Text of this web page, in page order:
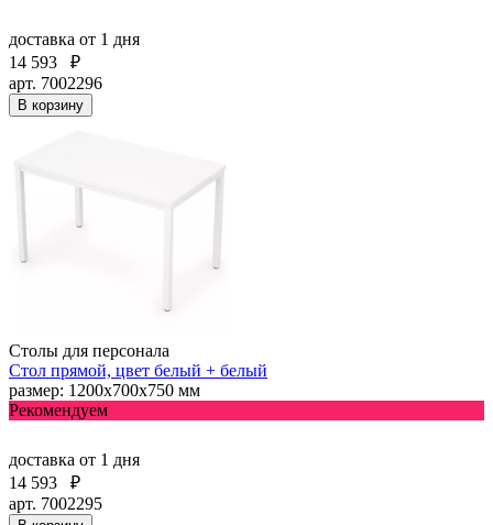
доставка от 1 дня
14 593
₽
арт. 7002296
В корзину
Столы для персонала
Стол прямой, цвет белый + белый
размер: 1200х700х750 мм
Рекомендуем
доставка от 1 дня
14 593
₽
арт. 7002295